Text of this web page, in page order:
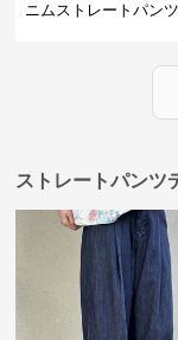
ニムストレートパンツ
ストレートパンツ